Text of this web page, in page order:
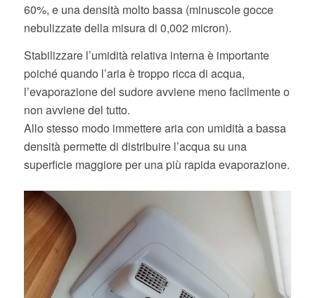
60%, e una densità molto bassa (minuscole gocce
nebulizzate della misura di 0,002 micron).
Stabilizzare l’umidità relativa interna è importante
poiché quando l’aria è troppo ricca di acqua,
l’evaporazione del sudore avviene meno facilmente o
non avviene del tutto.
Allo stesso modo immettere aria con umidità a bassa
densità permette di distribuire l’acqua su una
superficie maggiore per una più rapida evaporazione.